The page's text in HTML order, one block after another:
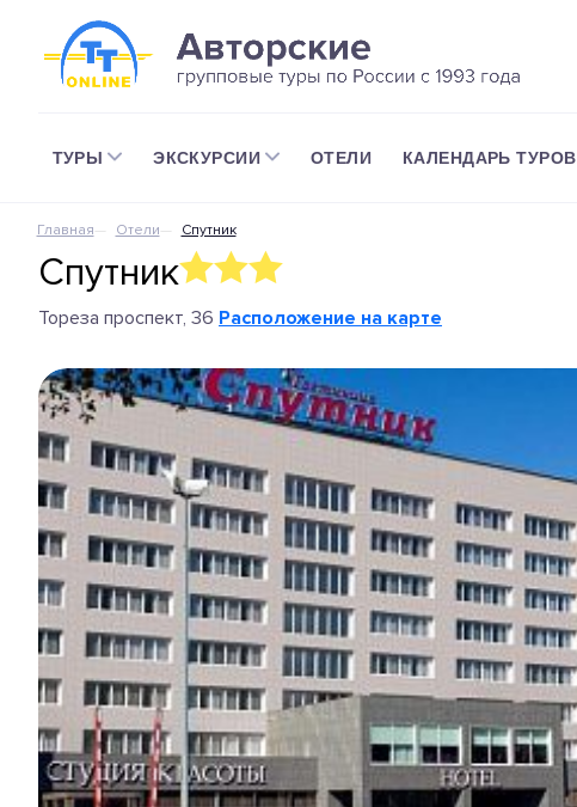
ТУРЫ ЭКСКУРСИИ ОТЕЛИ КАЛЕНДАРЬ ТУРОВ
Главная Отели Спутник
Спутник
Тореза проспект, 36 Расположение на карте